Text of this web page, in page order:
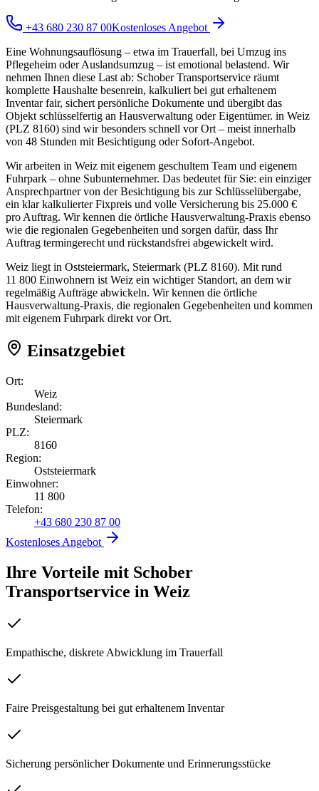
+43 680 230 87 00Kostenloses Angebot
Eine Wohnungsauflösung – etwa im Trauerfall, bei Umzug ins
Pflegeheim oder Auslandsumzug – ist emotional belastend. Wir
nehmen Ihnen diese Last ab: Schober Transportservice räumt
komplette Haushalte besenrein, kalkuliert bei gut erhaltenem
Inventar fair, sichert persönliche Dokumente und übergibt das
Objekt schlüsselfertig an Hausverwaltung oder Eigentümer. in Weiz
(PLZ 8160) sind wir besonders schnell vor Ort – meist innerhalb
von 48 Stunden mit Besichtigung oder Sofort-Angebot.
Wir arbeiten in Weiz mit eigenem geschultem Team und eigenem
Fuhrpark – ohne Subunternehmer. Das bedeutet für Sie: ein einziger
Ansprechpartner von der Besichtigung bis zur Schlüsselübergabe,
ein klar kalkulierter Fixpreis und volle Versicherung bis 25.000 €
pro Auftrag. Wir kennen die örtliche Hausverwaltung-Praxis ebenso
wie die regionalen Gegebenheiten und sorgen dafür, dass Ihr
Auftrag termingerecht und rückstandsfrei abgewickelt wird.
Weiz liegt in Oststeiermark, Steiermark (PLZ 8160). Mit rund
11 800 Einwohnern ist Weiz ein wichtiger Standort, an dem wir
regelmäßig Aufträge abwickeln. Wir kennen die örtliche
Hausverwaltung-Praxis, die regionalen Gegebenheiten und kommen
mit eigenem Fuhrpark direkt vor Ort.
Einsatzgebiet
Ort:
Weiz
Bundesland:
Steiermark
PLZ:
8160
Region:
Oststeiermark
Einwohner:
11 800
Telefon:
+43 680 230 87 00
Kostenloses Angebot
Ihre Vorteile mit Schober
Transportservice in Weiz
Empathische, diskrete Abwicklung im Trauerfall
Faire Preisgestaltung bei gut erhaltenem Inventar
Sicherung persönlicher Dokumente und Erinnerungsstücke